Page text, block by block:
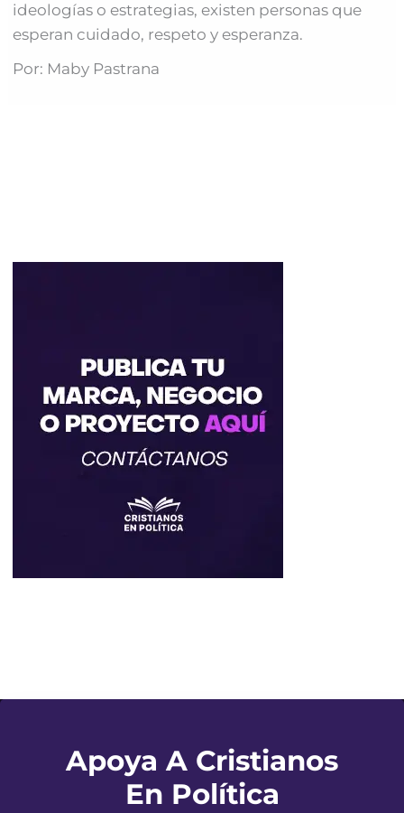
ideologías o estrategias, existen personas que
esperan cuidado, respeto y esperanza.
Por: Maby Pastrana
Apoya A Cristianos
En Política